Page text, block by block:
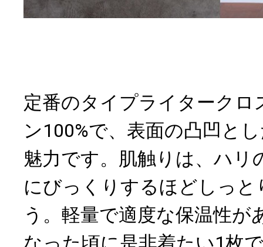
定番のタイプライタークロ
ン100%で、表面の凸凹と
魅力です。肌触りは、ハリ
にびっくりするほどしっ
う。軽量で適度な保温性が